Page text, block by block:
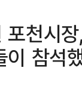
천시
이 참석